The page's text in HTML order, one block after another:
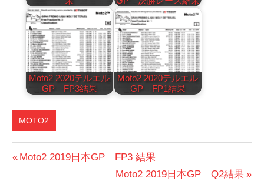
Moto2 2020テルエル
GP FP3結果
Moto2 2020テルエル
GP FP1結果
MOTO2
投
前
Moto2 2019日本GP FP3 結果
次
Moto2 2019日本GP Q2結果